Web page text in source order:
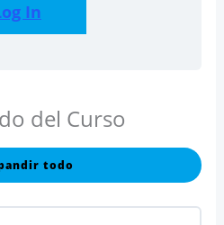
In
del Curso
todo
Lecciones